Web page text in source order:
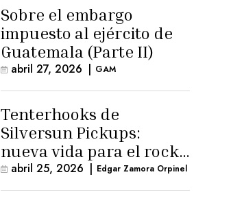
Sobre el embargo
impuesto al ejército de
Guatemala (Parte II)
abril 27, 2026 | GAM
Tenterhooks de
Silversun Pickups:
nueva vida para el rock
alternativo
abril 25, 2026 | Edgar Zamora Orpinel